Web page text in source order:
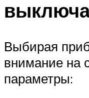
Выбирая
внимание на
параметры: